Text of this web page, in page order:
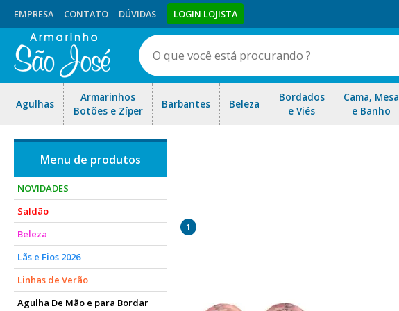
EMPRESA CONTATO DÚVIDAS LOGIN LOJISTA
Agulhas
Armarinhos
Botões e Zíper
Barbantes Beleza
Bordados
e Viés
Cama, Mesa
e Banho
NOVIDADES
Saldão
Beleza
Lãs e Fios 2026
Linhas de Verão
Agulha De Mão e para Bordar
1